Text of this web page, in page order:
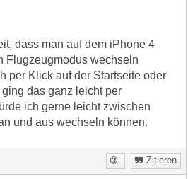
dass man auf dem iPhone 4
Flugzeugmodus wechseln
per Klick auf der Startseite oder
das ganz leicht per
ich gerne leicht zwischen
und aus wechseln können.
Zitieren